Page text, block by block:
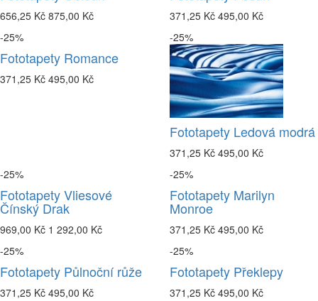
656,25 Kč 875,00 Kč 371,25 Kč 495,00 Kč
-25%
Fototapety Romance
371,25 Kč 495,00 Kč
-25%
Fototapety Ledová modrá
371,25 Kč 495,00 Kč
-25%
Fototapety Vliesové
Čínský Drak
969,00 Kč 1 292,00 Kč
-25%
Fototapety Marilyn
Monroe
371,25 Kč 495,00 Kč
-25%
Fototapety Půlnoční růže
371,25 Kč 495,00 Kč
-25%
Fototapety Překlepy
371,25 Kč 495,00 Kč